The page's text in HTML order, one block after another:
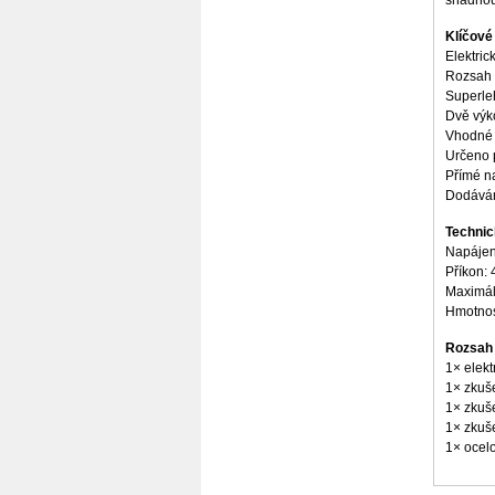
Dvě
Vhodné
Určeno
Přímé
Příkon:
1×
1×
1×
1×
1×